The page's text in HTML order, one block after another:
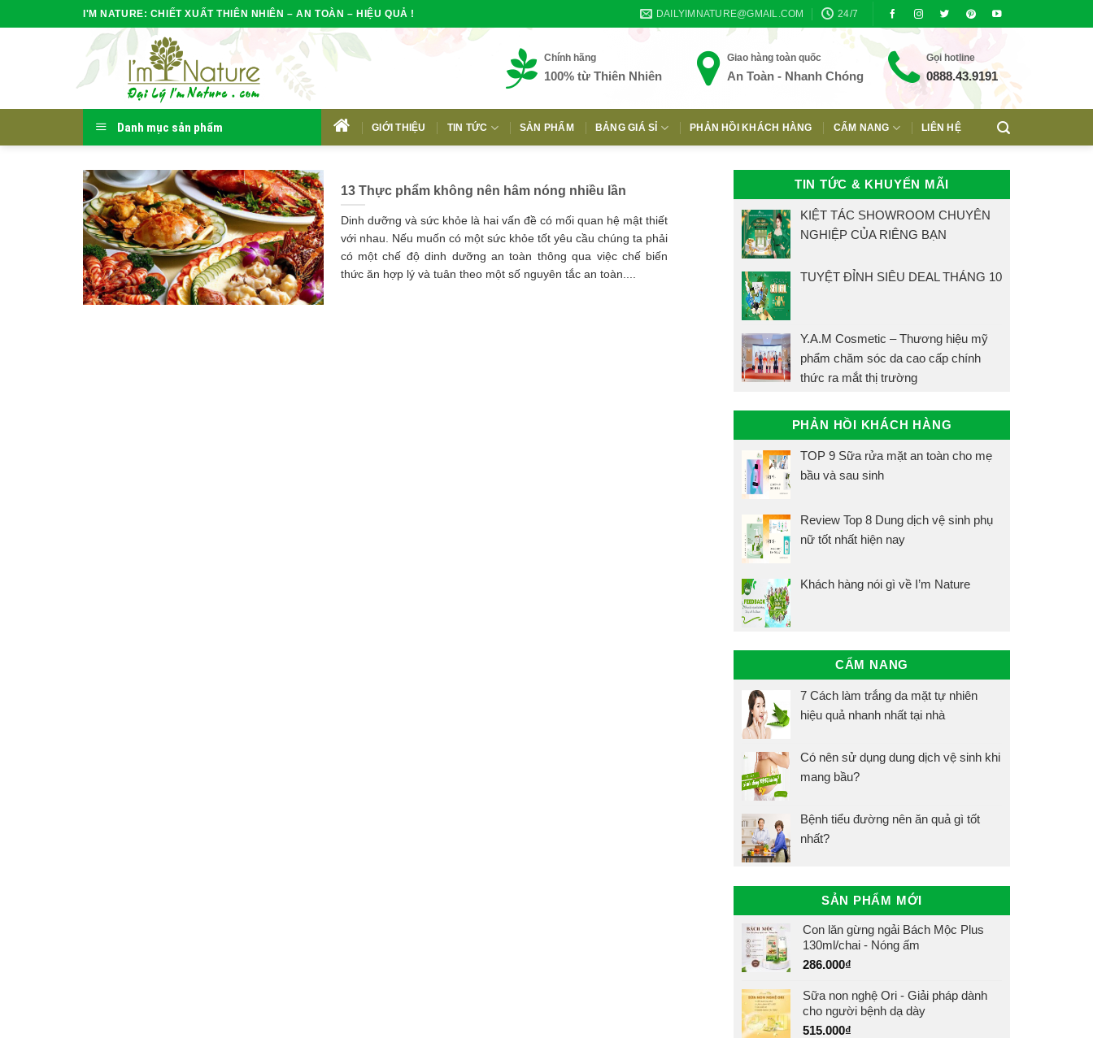
to
I'M NATURE: CHIẾT XUẤT THIÊN NHIÊN – AN TOÀN – HIỆU QUẢ ! DAILYIMNATURE@GMAIL.COM 24/7
Chính hãng
100% từ Thiên Nhiên
Giao hàng toàn quốc
An Toàn - Nhanh Chóng
Gọi hotline
0888.43.9191
Danh mục sản phẩm
HOME
GIỚI THIỆU TIN TỨC SẢN PHẨM BẢNG GIÁ SỈ PHẢN HỒI KHÁCH HÀNG CẨM NANG LIÊN HỆ
13 Thực phẩm không nên hâm nóng nhiều lần
Dinh dưỡng và sức khỏe là hai vấn đề có mối quan hệ mật thiết
với nhau. Nếu muốn có một sức khỏe tốt yêu cầu chúng ta phải
có một chế độ dinh dưỡng an toàn thông qua việc chế biến
thức ăn hợp lý và tuân theo một số nguyên tắc an toàn....
TIN TỨC & KHUYẾN MÃI
KIỆT TÁC SHOWROOM CHUYÊN
NGHIỆP CỦA RIÊNG BẠN
TUYỆT ĐỈNH SIÊU DEAL THÁNG 10
Y.A.M Cosmetic – Thương hiệu mỹ
phẩm chăm sóc da cao cấp chính
thức ra mắt thị trường
PHẢN HỒI KHÁCH HÀNG
TOP 9 Sữa rửa mặt an toàn cho mẹ
bầu và sau sinh
Review Top 8 Dung dịch vệ sinh phụ
nữ tốt nhất hiện nay
Khách hàng nói gì về I’m Nature
CẨM NANG
7 Cách làm trắng da mặt tự nhiên
hiệu quả nhanh nhất tại nhà
Có nên sử dụng dung dịch vệ sinh khi
mang bầu?
Bệnh tiểu đường nên ăn quả gì tốt
nhất?
SẢN PHẨM MỚI
Con lăn gừng ngải Bách Mộc Plus
130ml/chai - Nóng ấm
286.000₫
Sữa non nghệ Ori - Giải pháp dành
cho người bệnh dạ dày
515.000₫